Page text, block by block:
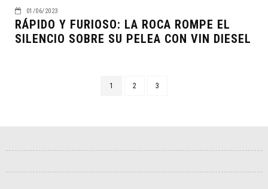
01/06/2023
RÁPIDO Y FURIOSO: LA ROCA ROMPE EL
SILENCIO SOBRE SU PELEA CON VIN DIESEL
1 2 3